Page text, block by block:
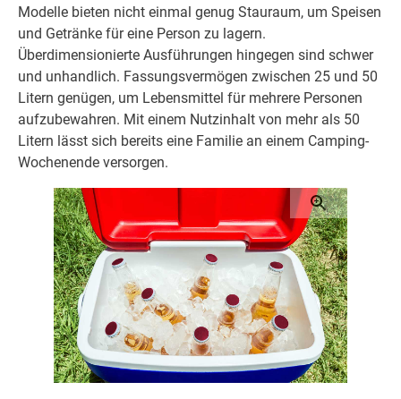
Modelle bieten nicht einmal genug Stauraum, um Speisen
und Getränke für eine Person zu lagern.
Überdimensionierte Ausführungen hingegen sind schwer
und unhandlich. Fassungsvermögen zwischen 25 und 50
Litern genügen, um Lebensmittel für mehrere Personen
aufzubewahren. Mit einem Nutzinhalt von mehr als 50
Litern lässt sich bereits eine Familie an einem Camping-
Wochenende versorgen.